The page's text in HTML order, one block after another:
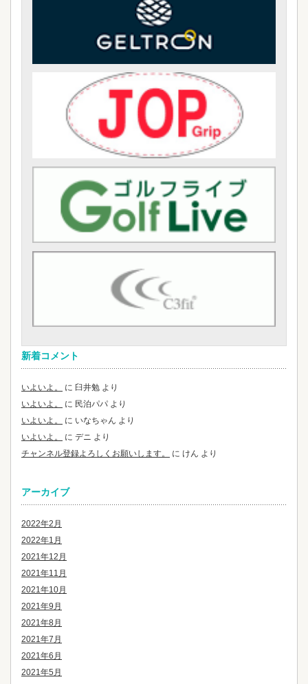
新着コメント
いよいよ。 に 臼井勉 より
いよいよ。
に 民泊パパ より
いよいよ。
に いなちゃん より
いよいよ。
に デニ より
チャンネル登録よろしくお願いします。
に けん より
アーカイブ
2022年2月
2022年1月
2021年12月
2021年11月
2021年10月
2021年9月
2021年8月
2021年7月
2021年6月
2021年5月